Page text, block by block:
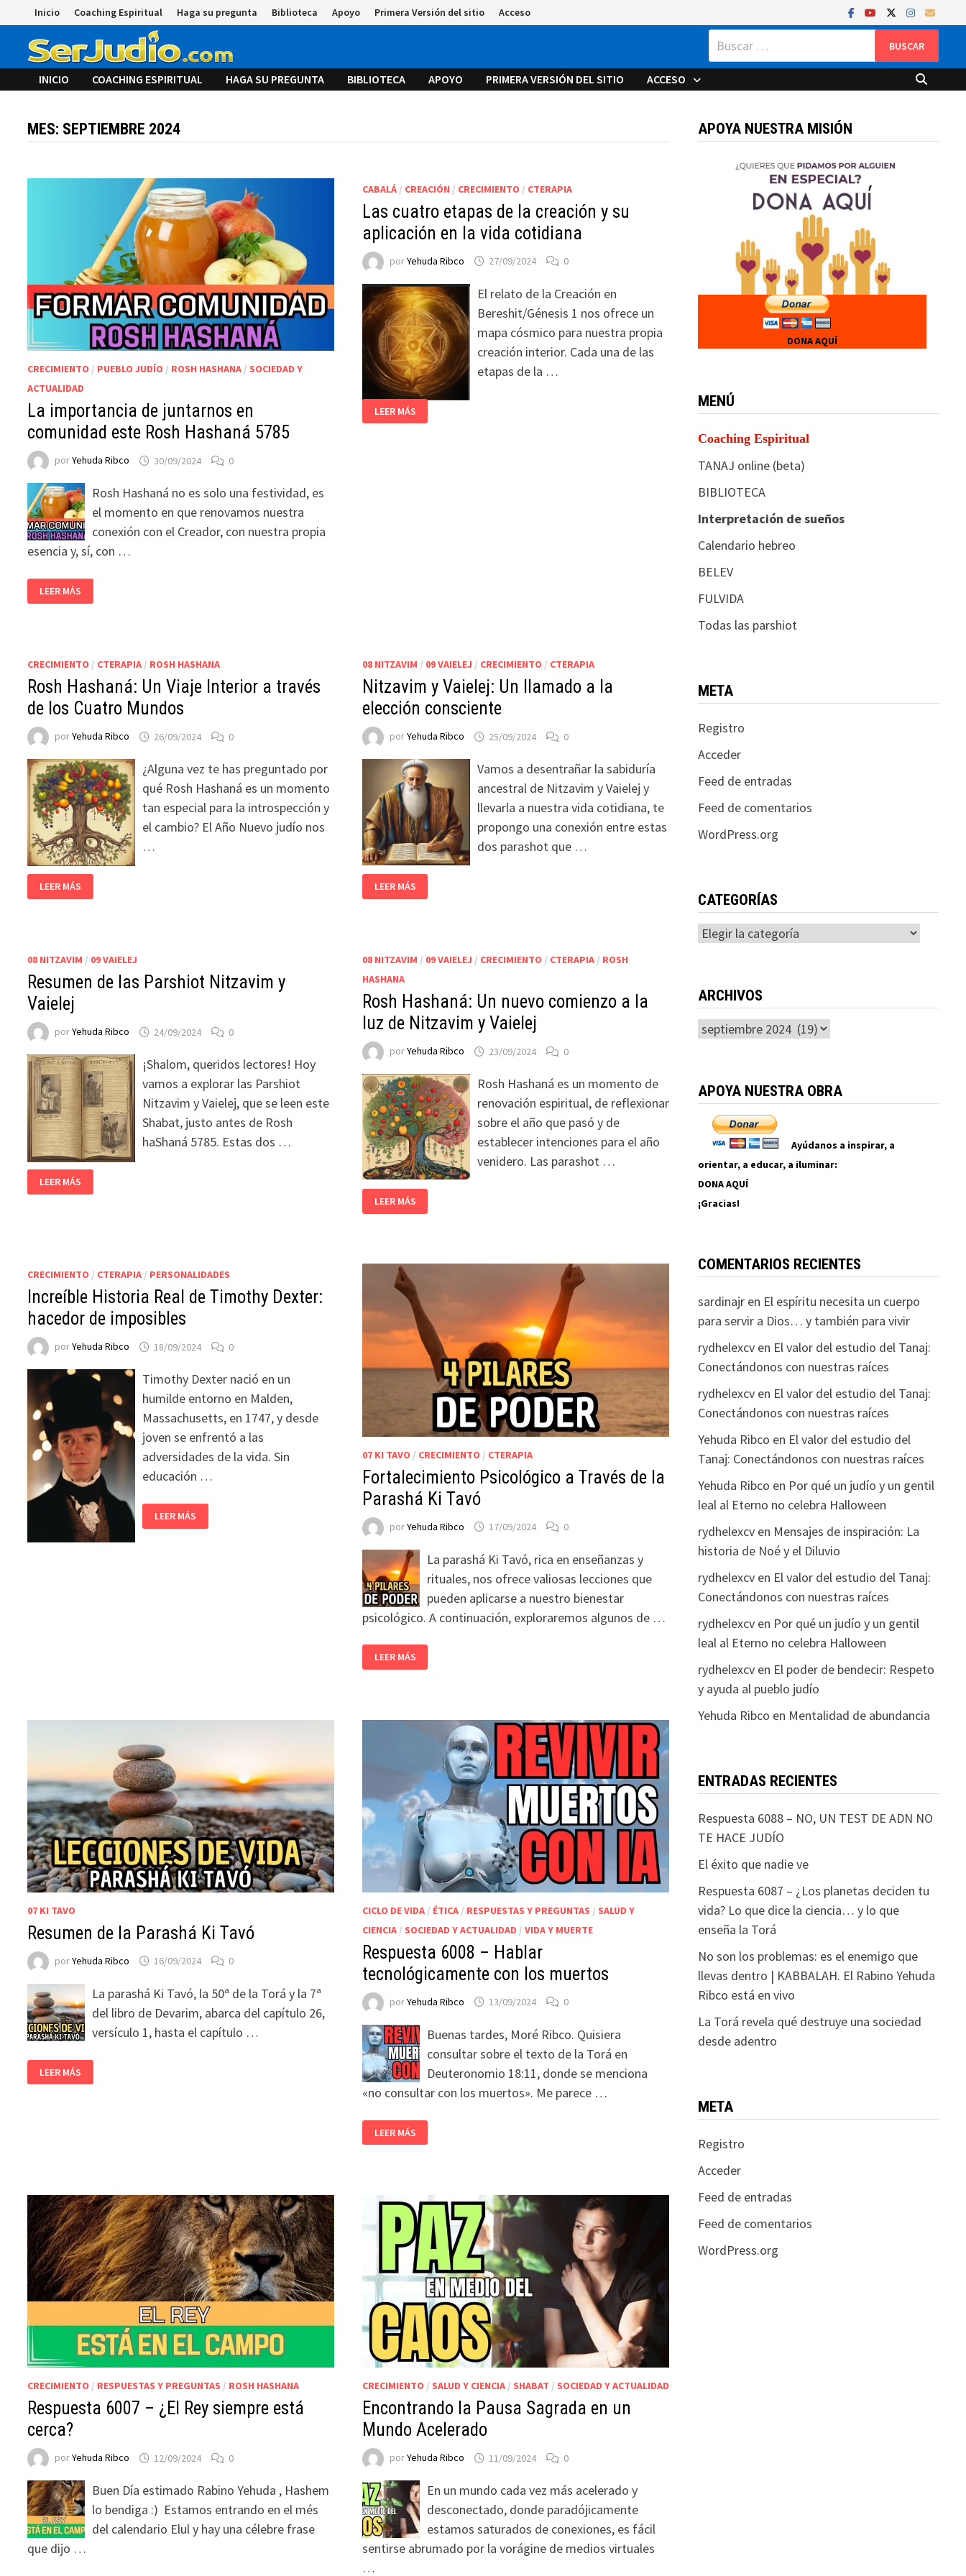
al
contenido
Inicio Coaching Espiritual Haga su pregunta Biblioteca Apoyo Primera Versión del sitio Acceso
Buscar:
INICIO COACHING ESPIRITUAL HAGA SU PREGUNTA BIBLIOTECA APOYO PRIMERA VERSIÓN DEL SITIO ACCESO
MES: SEPTIEMBRE 2024
CRECIMIENTO / PUEBLO JUDÍO / ROSH HASHANA / SOCIEDAD Y
ACTUALIDAD
La importancia de juntarnos en
comunidad este Rosh Hashaná 5785
porYehuda Ribco 30/09/2024 0
Rosh Hashaná no es solo una festividad, es
el momento en que renovamos nuestra
conexión con el Creador, con nuestra propia
esencia y, sí, con …
LEER MÁS
CABALÁ/ CREACIÓN / CRECIMIENTO / CTERAPIA
Las cuatro etapas de la creación y su
aplicación en la vida cotidiana
porYehuda Ribco 27/09/2024 0
El relato de la Creación en
Bereshit/Génesis 1 nos ofrece un
mapa cósmico para nuestra propia
creación interior. Cada una de las
etapas de la …
LEER MÁS
CRECIMIENTO / CTERAPIA / ROSH HASHANA
Rosh Hashaná: Un Viaje Interior a través
de los Cuatro Mundos
porYehuda Ribco 26/09/2024 0
¿Alguna vez te has preguntado por
qué Rosh Hashaná es un momento
tan especial para la introspección y
el cambio? El Año Nuevo judío nos
…
LEER MÁS
08 NITZAVIM / 09 VAIELEJ / CRECIMIENTO / CTERAPIA
Nitzavim y Vaielej: Un llamado a la
elección consciente
porYehuda Ribco 25/09/2024 0
Vamos a desentrañar la sabiduría
ancestral de Nitzavim y Vaielej y
llevarla a nuestra vida cotidiana, te
propongo una conexión entre estas
dos parashot que …
LEER MÁS
08 NITZAVIM / 09 VAIELEJ
Resumen de las Parshiot Nitzavim y
Vaielej
porYehuda Ribco 24/09/2024 0
¡Shalom, queridos lectores! Hoy
vamos a explorar las Parshiot
Nitzavim y Vaielej, que se leen este
Shabat, justo antes de Rosh
haShaná 5785. Estas dos …
LEER MÁS
08 NITZAVIM / 09 VAIELEJ / CRECIMIENTO / CTERAPIA/ ROSH
HASHANA
Rosh Hashaná: Un nuevo comienzo a la
luz de Nitzavim y Vaielej
porYehuda Ribco 23/09/2024 0
Rosh Hashaná es un momento de
renovación espiritual, de reflexionar
sobre el año que pasó y de
establecer intenciones para el año
venidero. Las parashot …
LEER MÁS
CRECIMIENTO / CTERAPIA / PERSONALIDADES
Increíble Historia Real de Timothy Dexter:
hacedor de imposibles
porYehuda Ribco 18/09/2024 0
Timothy Dexter nació en un
humilde entorno en Malden,
Massachusetts, en 1747, y desde
joven se enfrentó a las
adversidades de la vida. Sin
educación …
LEER MÁS
07 KI TAVO / CRECIMIENTO / CTERAPIA
Fortalecimiento Psicológico a Través de la
Parashá Ki Tavó
porYehuda Ribco 17/09/2024 0
La parashá Ki Tavó, rica en enseñanzas y
rituales, nos ofrece valiosas lecciones que
pueden aplicarse a nuestro bienestar
psicológico. A continuación, exploraremos algunos de …
LEER MÁS
07 KI TAVO
Resumen de la Parashá Ki Tavó
porYehuda Ribco 16/09/2024 0
La parashá Ki Tavó, la 50ª de la Torá y la 7ª
del libro de Devarim, abarca del capítulo 26,
versículo 1, hasta el capítulo …
LEER MÁS
CICLO DE VIDA/ ÉTICA/ RESPUESTAS Y PREGUNTAS / SALUD Y
CIENCIA/ SOCIEDAD Y ACTUALIDAD / VIDA Y MUERTE
Respuesta 6008 – Hablar
tecnológicamente con los muertos
porYehuda Ribco 13/09/2024 0
Buenas tardes, Moré Ribco. Quisiera
consultar sobre el texto de la Torá en
Deuteronomio 18:11, donde se menciona
«no consultar con los muertos». Me parece …
LEER MÁS
CRECIMIENTO / RESPUESTAS Y PREGUNTAS / ROSH HASHANA
Respuesta 6007 – ¿El Rey siempre está
cerca?
porYehuda Ribco 12/09/2024 0
Buen Día estimado Rabino Yehuda , Hashem
lo bendiga :) Estamos entrando en el més
del calendario Elul y hay una célebre frase
que dijo …
CRECIMIENTO / SALUD Y CIENCIA/ SHABAT / SOCIEDAD Y ACTUALIDAD
Encontrando la Pausa Sagrada en un
Mundo Acelerado
porYehuda Ribco 11/09/2024 0
En un mundo cada vez más acelerado y
desconectado, donde paradójicamente
estamos saturados de conexiones, es fácil
sentirse abrumado por la vorágine de medios virtuales
…
APOYA NUESTRA MISIÓN
DONA AQUÍ
MENÚ
Coaching Espiritual
TANAJ online (beta)
BIBLIOTECA
Interpretación de sueños
Calendario hebreo
BELEV
FULVIDA
Todas las parshiot
META
Registro
Acceder
Feed de entradas
Feed de comentarios
WordPress.org
CATEGORÍAS
Categorías
ARCHIVOS
Archivos
APOYA NUESTRA OBRA
Ayúdanos a inspirar, a
orientar, a educar, a iluminar:
DONA AQUÍ
¡Gracias!
COMENTARIOS RECIENTES
sardinajren El espíritu necesita un cuerpo
para servir a Dios… y también para vivir
rydhelexcven El valor del estudio del Tanaj:
Conectándonos con nuestras raíces
rydhelexcven El valor del estudio del Tanaj:
Conectándonos con nuestras raíces
Yehuda Ribco en El valor del estudio del
Tanaj: Conectándonos con nuestras raíces
Yehuda Ribco en Por qué un judío y un gentil
leal al Eterno no celebra Halloween
rydhelexcven Mensajes de inspiración: La
historia de Noé y el Diluvio
rydhelexcven El valor del estudio del Tanaj:
Conectándonos con nuestras raíces
rydhelexcven Por qué un judío y un gentil
leal al Eterno no celebra Halloween
rydhelexcven El poder de bendecir: Respeto
y ayuda al pueblo judío
Yehuda Ribco en Mentalidad de abundancia
ENTRADAS RECIENTES
Respuesta 6088 – NO, UN TEST DE ADN NO
TE HACE JUDÍO
El éxito que nadie ve
Respuesta 6087 – ¿Los planetas deciden tu
vida? Lo que dice la ciencia… y lo que
enseña la Torá
No son los problemas: es el enemigo que
llevas dentro | KABBALAH. El Rabino Yehuda
Ribco está en vivo
La Torá revela qué destruye una sociedad
desde adentro
META
Registro
Acceder
Feed de entradas
Feed de comentarios
WordPress.org